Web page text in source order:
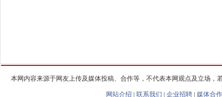
本网内容来源于网友上传及媒体投稿、合作等，不代表本网观点及立场
网站介绍 | 联系我们 | 企业招聘 | 媒体合作